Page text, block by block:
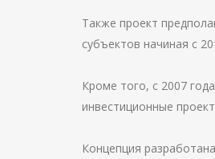
Также проект
субъектов начиная с
Кроме того, с 2007
инвестиционные
Концепция